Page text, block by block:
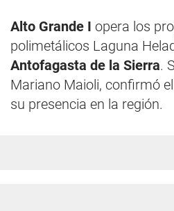
Alto Grande I opera los
polimetálicos Laguna
Antofagasta de la Sierra.
Mariano Maioli, confirmó
su presencia en la región.